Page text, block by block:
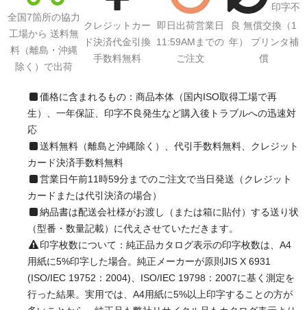
全国7箇所の協力
工場から 送料無
料（離島・沖縄
除く）で出荷
クレジットカー
ド決済代金引換
手数料無料
即日出荷営業日
11:59AMまでの
ご注文
印字不
良 無償交換（1
年） プリンタ補
償
価格に含まれるもの：商品本体（国内ISO取得工場で再
生）、一年保証、印字不良発生など購入後トラブルへの迅速対
応
送料無料（離島と沖縄除く）、代引手数料無料、クレジット
カード決済手数料無料
営業日午前11時59分までのご注文で当日発送（クレジット
カードまたは代引決済の場合）
納品書は配送会社様がお渡し（または箱に貼付）する送り状
（型番・数量記載）に代えさせていただきます。
印字枚数について：純正品カタログ表示の印字枚数は、A4
用紙に5%印字した場合。純正メーカーが原則JIS X 6931
(ISO/IEC 19752：2004)、ISO/IEC 19798：2007に基く測定を
行った結果。実用では、A4用紙に5%以上印字することの方が